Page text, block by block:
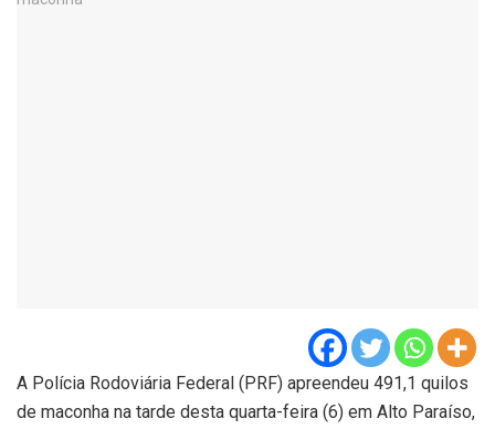
A Polícia Rodoviária Federal (PRF) apreendeu 491,1 quilos
de maconha na tarde desta quarta-feira (6) em Alto Paraíso,